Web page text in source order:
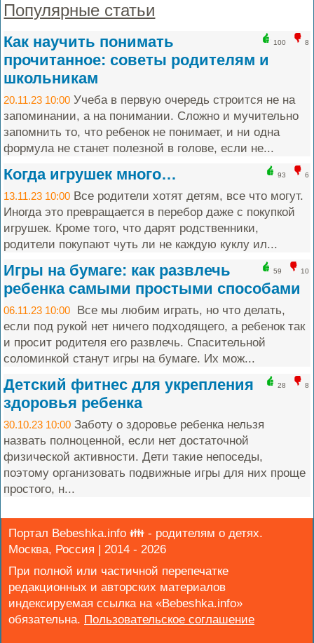
Популярные статьи
100 8
Как научить понимать
прочитанное: советы родителям и
школьникам
20.11.23 10:00 Учеба в первую очередь строится не на
запоминании, а на понимании. Сложно и мучительно
запомнить то, что ребенок не понимает, и ни одна
формула не станет полезной в голове, если не...
93 6
Когда игрушек много…
13.11.23 10:00 Все родители хотят детям, все что могут.
Иногда это превращается в перебор даже с покупкой
игрушек. Кроме того, что дарят родственники,
родители покупают чуть ли не каждую куклу ил...
59 10
Игры на бумаге: как развлечь
ребенка самыми простыми способами
06.11.23 10:00 Все мы любим играть, но что делать,
если под рукой нет ничего подходящего, а ребенок так
и просит родителя его развлечь. Спасительной
соломинкой станут игры на бумаге. Их мож...
28 8
Детский фитнес для укрепления
здоровья ребенка
30.10.23 10:00 Заботу о здоровье ребенка нельзя
назвать полноценной, если нет достаточной
физической активности. Дети такие непоседы,
поэтому организовать подвижные игры для них проще
простого, н...
Портал Bebeshka.info 👪 - родителям о детях.
Москва, Россия | 2014 - 2026
При полной или частичной перепечатке
редакционных и авторских материалов
индексируемая ссылка на «Bebeshka.info»
обязательна.